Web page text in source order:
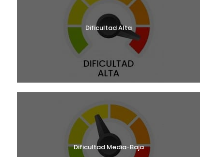
Dificultad Alta
Dificultad Media-Baja